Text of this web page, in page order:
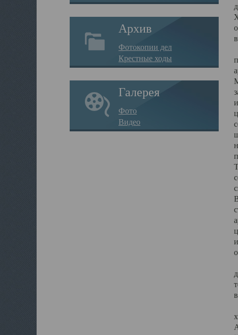
Архив
Фотокопии дел
Крестные ходы
Галерея
Фото
Видео